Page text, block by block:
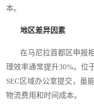
本。
地区差异因素
在马尼拉首都区申报相
理效率通常提升30%。位
SEC区域办公室提交，虽
物流费用和时间成本。